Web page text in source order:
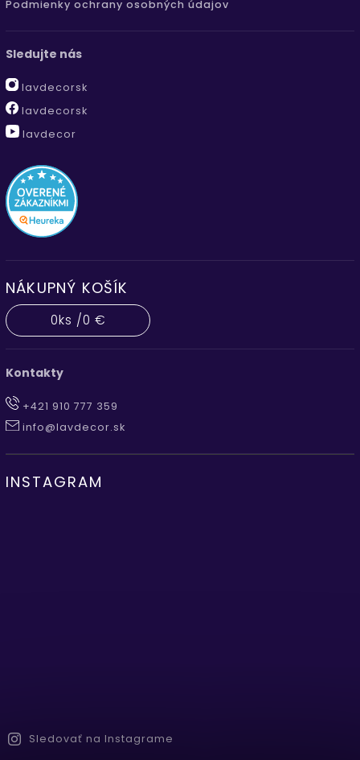
Podmienky ochrany osobných údajov
Sledujte nás
lavdecorsk
lavdecorsk
lavdecor
NÁKUPNÝ KOŠÍK
0ks /0 €
Kontakty
+421 910 777 359
info@lavdecor.sk
INSTAGRAM
Sledovať na Instagrame